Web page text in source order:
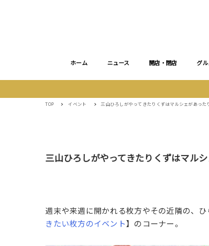
ホーム ニュース 開店・閉店 グ
TOP イベント 三山ひろしがやってきたりくずはマルシェがあった
三山ひろしがやってきたりくずはマル
週末や来週に開かれる枚方やその近隣の、
きたい枚方のイベント】のコーナー。